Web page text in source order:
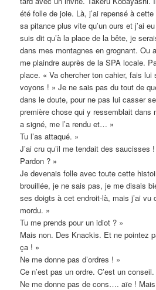
été folle de joie. Là, j’ai repensé à
sa pitance plus vite qu’un ours et j’ai
suis dit qu’à la place de la bête, je
dans mes montagnes en grognant. Ou
me plaindre auprès de la SPA locale.
place. « Va chercher ton cahier, fais lui
voyons ! » Je ne sais pas du tout de
dans le doute, pour ne pas lui casser
première chose qui y ressemblait dans
a signé, me l’a rendu et… »
Tu l’as attaqué. »
J’ai cru qu’il me tendait des saucisses
Pardon ? »
Je devenais folle avec toute cette
brouillée, je ne sais pas, je me disais
ses doigts à cet endroit-là, mais j’ai vu
mordu. »
Tu me prends pour un idiot ? »
Mais non. Des Knackis. Et ne pointez
ça ! »
Ne me donne pas d’ordres ! »
Ce n’est pas un ordre. C’est un conseil.
Ne me donne pas de cons…. aïe ! Mais